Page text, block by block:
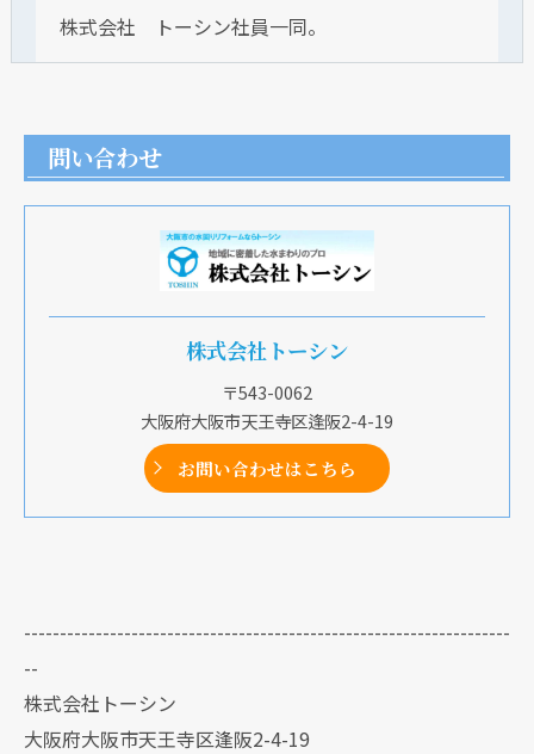
株式会社 トーシン社員一同。
問い合わせ
株式会社トーシン
〒543-0062
大阪府大阪市天王寺区逢阪2-4-19
お問い合わせはこちら
--------------------------------------------------------------------
--
株式会社トーシン
大阪府大阪市天王寺区逢阪2-4-19